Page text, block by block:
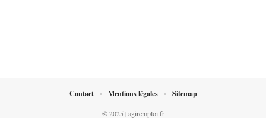
© 2025 | agiremploi.fr
Contact Mentions légales Sitemap